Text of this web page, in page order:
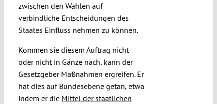
zwischen den Wahlen auf
verbindliche Entscheidungen des
Staates Einfluss nehmen zu können.
Kommen sie diesem Auftrag nicht
oder nicht in Gänze nach, kann der
Gesetzgeber Maßnahmen ergreifen. Er
hat dies auf Bundesebene getan, etwa
indem er die Mittel der staatlichen